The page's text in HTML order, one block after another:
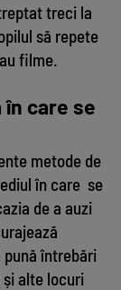
treci la
să repete
filme.
care se
metode de
în care se
de a auzi
întrebări
și alte locuri